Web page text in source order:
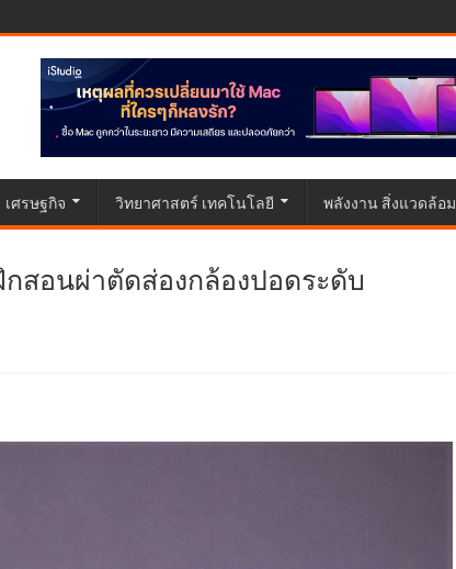
เศรษฐกิจ วิทยาศาสตร์ เทคโนโลยี พลังงาน สิ่งแวดล้อม
สอนผ่าตัดส่องกล้องปอดระดับ